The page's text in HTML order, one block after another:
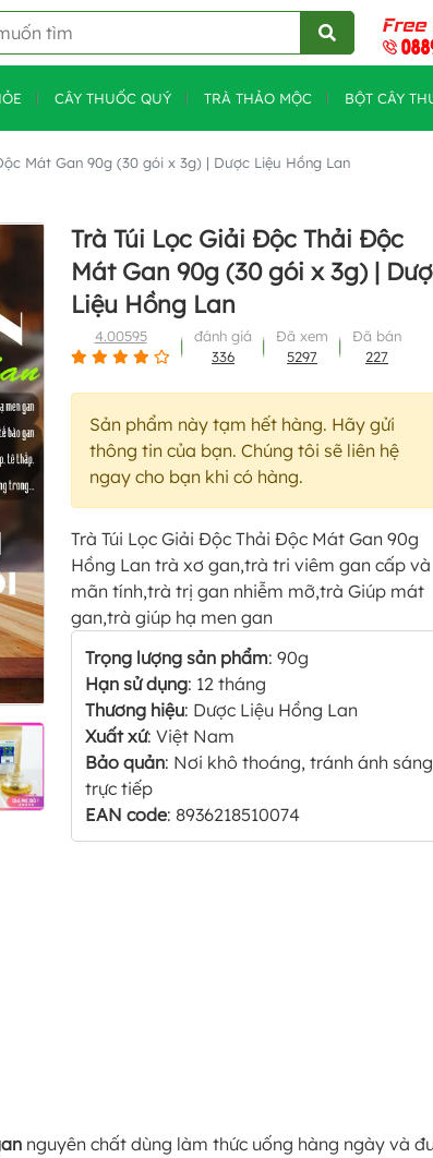
CÂY THUỐC QUÝ TRÀ THẢO MỘC BỘT CÂY
Mát Gan 90g (30 gói x 3g) | Dược Liệu Hồng Lan
Trà Túi Lọc Giải Độc Thải Độc
Mát Gan 90g (30 gói x 3g) |
Liệu Hồng Lan
4.00595
đánh giá
336
Đã xem
5297
Đã bán
227
Sản phẩm này tạm hết hàng. Hãy gửi
thông tin của bạn. Chúng tôi sẽ liên hệ
ngay cho bạn khi có hàng.
Trà Túi Lọc Giải Độc Thải Độc Mát Gan 90g
Hồng Lan trà xơ gan,trà tri viêm gan cấp và
mãn tính,trà trị gan nhiễm mỡ,trà Giúp mát
gan,trà giúp hạ men gan
Trọng lượng sản phẩm: 90g
Hạn sử dụng: 12 tháng
Thương hiệu: Dược Liệu Hồng Lan
Xuất xứ: Việt Nam
Bảo quản: Nơi khô thoáng, tránh ánh sáng
trực tiếp
EAN code: 8936218510074
nguyên chất dùng làm thức uống hàng ngày và